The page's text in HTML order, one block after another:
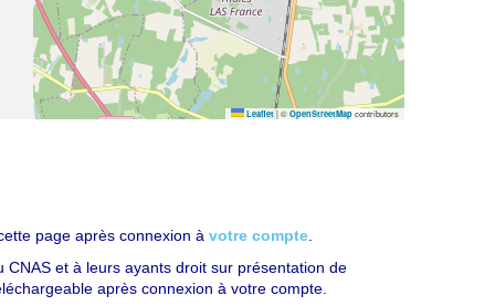
Leaflet |© OpenStreetMap contributors
page après connexion àvotre compte.
et à leurs ayants droit sur présentation de
après connexion à votre compte.